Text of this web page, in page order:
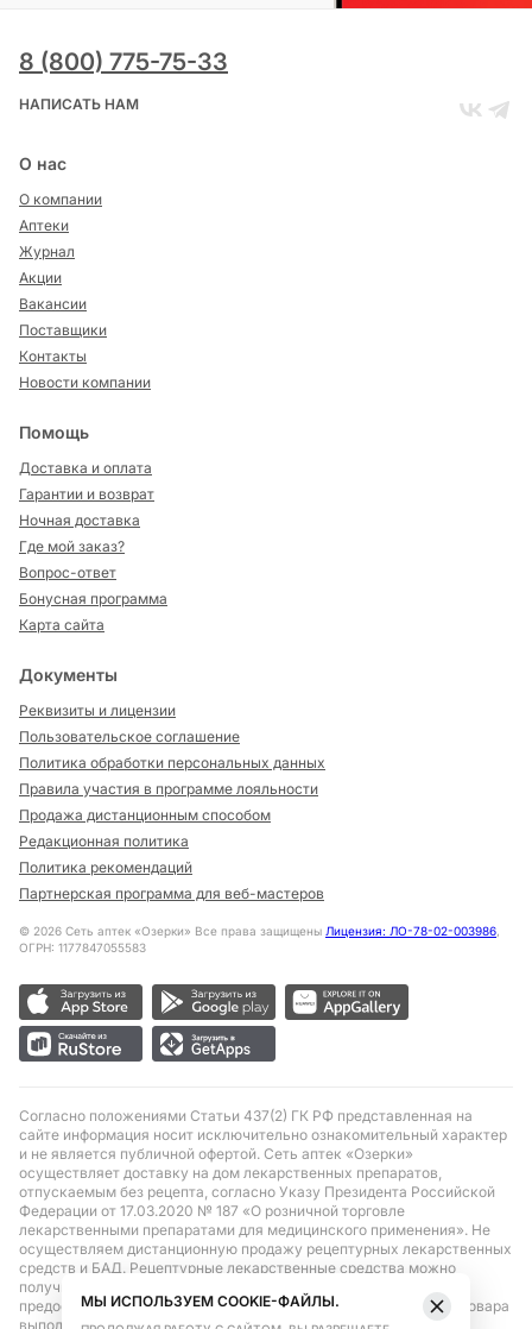
8 (800) 775-75-33
НАПИСАТЬ НАМ
О нас
О компании
Аптеки
Журнал
Акции
Вакансии
Поставщики
Контакты
Новости компании
Помощь
Доставка и оплата
Гарантии и возврат
Ночная доставка
Где мой заказ?
Вопрос-ответ
Бонусная программа
Карта сайта
Документы
Реквизиты и лицензии
Пользовательское соглашение
Политика обработки персональных данных
Правила участия в программе лояльности
Продажа дистанционным способом
Редакционная политика
Политика рекомендаций
Партнерская программа для веб-мастеров
© 2026 Сеть аптек «Озерки» Все права защищены Лицензия: ЛО-78-02-003986,
ОГРН: 1177847055583
Согласно положениями Статьи 437(2) ГК РФ представленная на
сайте информация носит исключительно ознакомительный характер
и не является публичной офертой. Сеть аптек «Озерки»
осуществляет доставку на дом лекарственных препаратов,
отпускаемым без рецепта, согласно Указу Президента Российской
Федерации от 17.03.2020 № 187 «О розничной торговле
лекарственными препаратами для медицинского применения». Не
осуществляем дистанционную продажу рецептурных лекарственных
средств и БАД. Рецептурные лекарственные средства можно
получить только при помощи самовывоза в аптеке при
предоставлении рецепта, выписанного врачом. Бронирование товара
выполняется при условиях последующего выкупа заказа в
МЫ ИСПОЛЬЗУЕМ COOKIE-ФАЙЛЫ.